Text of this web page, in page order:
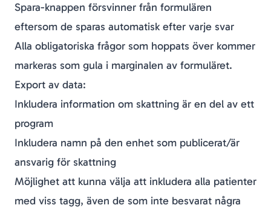
Spara-knappen försvinner från formulären
eftersom de sparas automatisk efter varje svar
Alla obligatoriska frågor som hoppats över kommer
markeras som gula i marginalen av formuläret.
Export av data:
Inkludera information om skattning är en del av ett
program
Inkludera namn på den enhet som publicerat/är
ansvarig för skattning
Möjlighet att kunna välja att inkludera alla patienter
med viss tagg, även de som inte besvarat några